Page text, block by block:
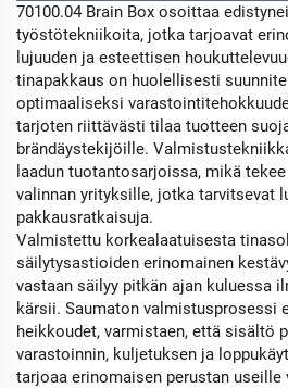
70100.04 Brain Box osoittaa
työstötekniikoita, jotka tarjoavat
lujuuden ja esteettisen
tinapakkaus on huolellisesti
optimaaliseksi
tarjoten riittävästi tilaa tuotteen
brändäystekijöille.
laadun tuotantosarjoissa, mikä
valinnan yrityksille, jotka tarvitsevat
pakkausratkaisuja.
Valmistettu korkealaatuisesta
säilytysastioiden erinomainen
vastaan säilyy pitkän ajan kuluessa
kärsii. Saumaton valmistusprosessi
heikkoudet, varmistaen, että sisältö
varastoinnin, kuljetuksen ja
tarjoaa erinomaisen perustan